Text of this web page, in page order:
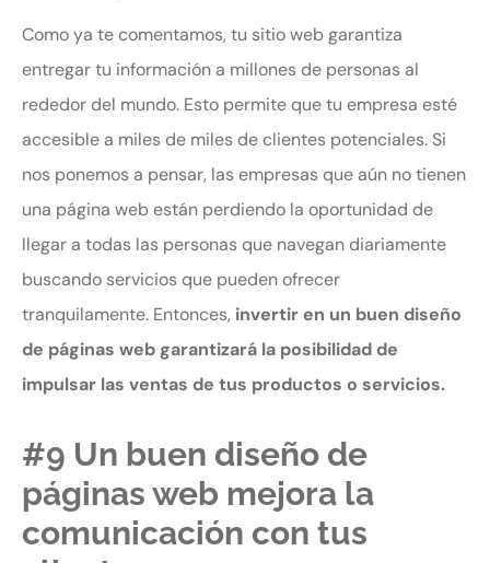
Como ya te comentamos, tu sitio web garantiza
entregar tu información a millones de personas al
rededor del mundo. Esto permite que tu empresa esté
accesible a miles de miles de clientes potenciales. Si
nos ponemos a pensar, las empresas que aún no tienen
una página web están perdiendo la oportunidad de
llegar a todas las personas que navegan diariamente
buscando servicios que pueden ofrecer
tranquilamente. Entonces, invertir en un buen diseño
de páginas web garantizará la posibilidad de
impulsar las ventas de tus productos o servicios.
#9 Un buen diseño de
páginas web mejora la
comunicación con tus